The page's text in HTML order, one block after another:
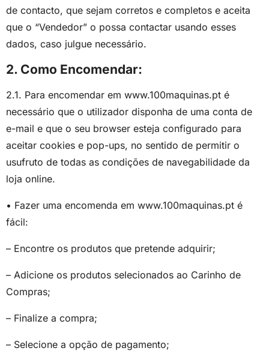
de contacto, que sejam corretos e completos e aceita
que o “Vendedor” o possa contactar usando esses
dados, caso julgue necessário.
2. Como Encomendar:
2.1. Para encomendar em www.100maquinas.pt é
necessário que o utilizador disponha de uma conta de
e-mail e que o seu browser esteja configurado para
aceitar cookies e pop-ups, no sentido de permitir o
usufruto de todas as condições de navegabilidade da
loja online.
• Fazer uma encomenda em www.100maquinas.pt é
fácil:
– Encontre os produtos que pretende adquirir;
– Adicione os produtos selecionados ao Carinho de
Compras;
– Finalize a compra;
– Selecione a opção de pagamento;